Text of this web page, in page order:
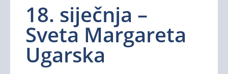
18. siječnja –
Sveta Margareta
Ugarska